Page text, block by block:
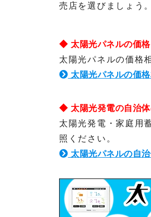
売店を選びましょう。
◆ 太陽光パネルの価
太陽光パネルの価格
太陽光パネルの価
◆ 太陽光発電の自治
太陽光発電・家庭用
照ください。
太陽光パネルの自